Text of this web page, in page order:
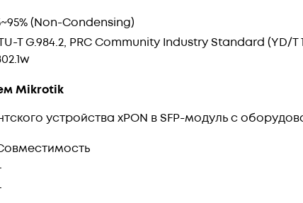
(Non-Condensing)
T G.984.2, PRC Community Industry Standard (YD/T
Mikrotik
устройства xPON в SFP-модуль с